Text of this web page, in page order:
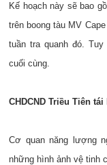
Kế hoạch này sẽ bao
trên boong tàu MV
tuần tra quanh đó.
cuối cùng.
CHDCND Triều Tiên
Cơ quan năng lượng
những hình ảnh vệ tinh